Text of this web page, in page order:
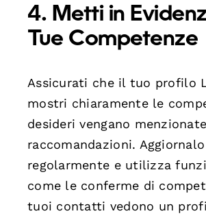
4. Metti in
Tue Competenze
Assicurati che il tuo profilo
mostri chiaramente le
desideri vengano
raccomandazioni. Aggiornalo
regolarmente e utilizza
come le conferme di
tuoi contatti vedono un